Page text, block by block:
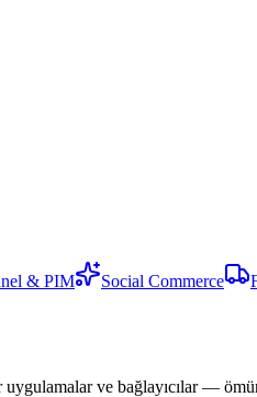
& PIM Social Commerce
uygulamalar ve bağlayıcılar —